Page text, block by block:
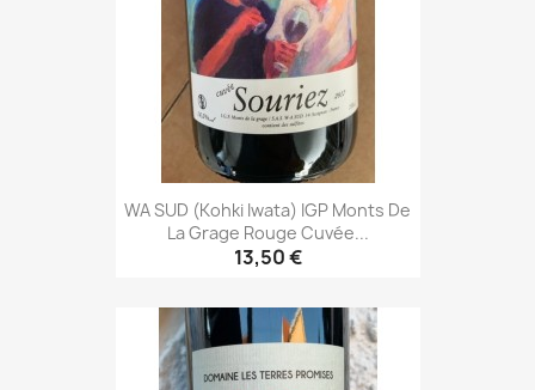
WA SUD (Kohki Iwata) IGP Monts De
La Grage Rouge Cuvée...
13,50 €